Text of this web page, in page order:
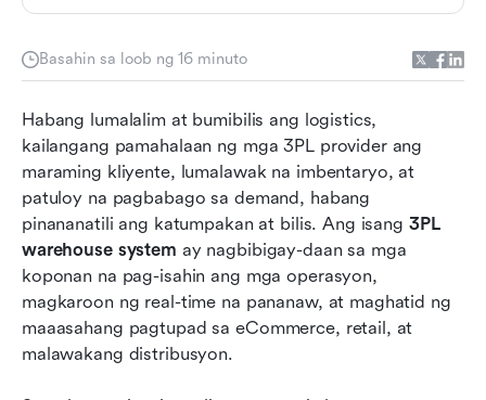
Basahin sa loob ng 16 minuto
Habang lumalalim at bumibilis ang logistics,
kailangang pamahalaan ng mga 3PL provider ang
maraming kliyente, lumalawak na imbentaryo, at
patuloy na pagbabago sa demand, habang
pinananatili ang katumpakan at bilis. Ang isang 3PL
warehouse system ay nagbibigay-daan sa mga
koponan na pag-isahin ang mga operasyon,
magkaroon ng real-time na pananaw, at maghatid ng
maaasahang pagtupad sa eCommerce, retail, at
malawakang distribusyon.
Ano ang 3PL warehouse management system?
warehouse management system
Top 10 mga sistema ng software para sa
pamamahala ng warehouse ng ecommerce
Mga dagdag na tip: Pagkakaiba sa pagitan ng
WMS at isang 3PL warehouse management
system
Mga pangunahing hamon na kinahaharap ng
mga 3PL warehouse